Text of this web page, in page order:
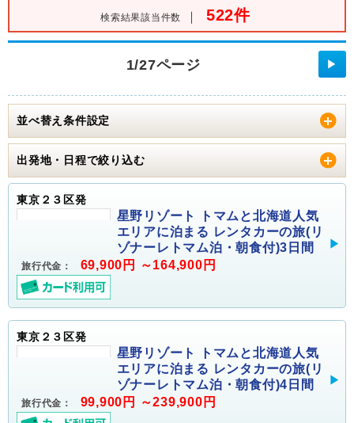
検索結果該当件数 ｜ 522件
1/27ページ ▶
並べ替え条件設定
出発地・日程で絞り込む
東京２３区発
星野リゾート トマムと北海道人気
エリアに泊まる レンタカーの旅(リ
ゾナーレトマム泊・朝食付)3日間
旅行代金： 69,900円 ～164,900円
東京２３区発
星野リゾート トマムと北海道人気
エリアに泊まる レンタカーの旅(リ
ゾナーレトマム泊・朝食付)4日間
旅行代金： 99,900円 ～239,900円